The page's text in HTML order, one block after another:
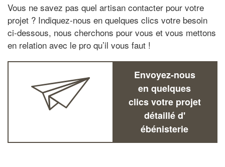
Vous ne savez pas quel artisan contacter pour votre
projet ? Indiquez-nous en quelques clics votre besoin
ci-dessous, nous cherchons pour vous et vous mettons
en relation avec le pro qu’il vous faut !
Envoyez-nous
en quelques
clics votre projet
détaillé d'
ébénisterie